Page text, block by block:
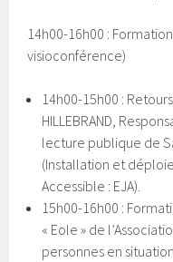
14h00-16h00 :
visioconférence)
14h00-15h00 :
HILLEBRAND,
lecture publique de
(Installation et
Accessible : EJA).
15h00-16h00 :
« Eole » de
personnes en